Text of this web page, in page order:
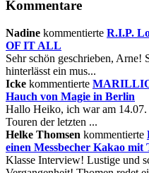
Kommentare
Nadine kommentierte R.I.P.
OF IT ALL
Sehr schön geschrieben, Arne!
hinterlässt ein mus...
Icke kommentierte
Hauch von Magie in Berlin
Hallo Heiko, ich war am
Touren der letzten ...
Helke Thomsen kommentierte
einen Messbecher Kakao mit
Klasse Interview! Lustige und